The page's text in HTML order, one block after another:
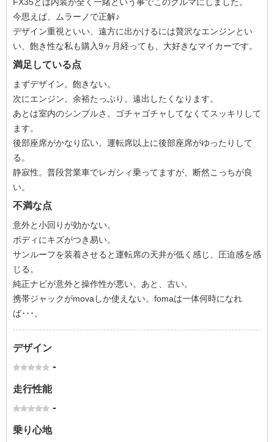
今思えば、ムラーノで正解♪
デザイン重視といい、遠方に出かけるには贅沢なエンジンとい
い、飽き性な私も購入9ヶ月経っても、大好きなマイカーです。
満足している点
まずデザイン。飽きない。
次にエンジン。余裕たっぷり。遠出したくなります。
あとは室内のシンプルさ。ゴチャゴチャしてなくてスッキリして
ます。
後部座席がかなり広い。運転席以上に後部座席がゆったりして
る。
静寂性。普段営業車でレガシィ乗ってますが、断然こっちが良
い。
不満な点
意外と小回りが効かない。
ボディにキズがつき易い。
サンルーフを装着させると運転席の天井が低く感じ、圧迫感を感
じる。
純正ナビが意外と操作性が悪い。あと、古い。
携帯ジャックがmovaしか使えない。fomaは一体何時になれ
ば･･･。
デザイン
-
走行性能
-
乗り心地